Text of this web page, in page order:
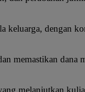
dengan
memastikan dana